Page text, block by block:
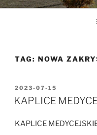
TAG: NOWA
OPUBLIKOWANE
W
2023-07-15
KAPLICE
KAPLICE